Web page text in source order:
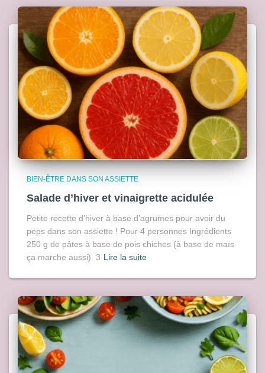
BIEN-ÊTRE DANS SON ASSIETTE
Salade d’hiver et vinaigrette acidulée
Petite recette d’hiver à base d’agrumes pour avoir du
peps dans son assiette ! Pour 4 personnes Ingrédients
250 g de pâtes à base de pois chiches (à base de maïs
ça marche aussi) 3 Lire la suite